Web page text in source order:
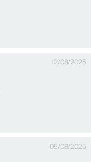
12/08/2025
05/08/2025